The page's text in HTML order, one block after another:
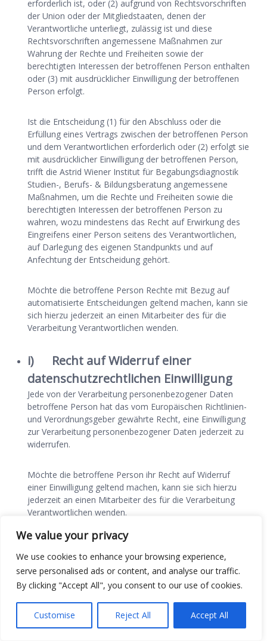
We value your privacy
We use cookies to enhance your browsing experience,
serve personalised ads or content, and analyse our traffic.
By clicking "Accept All", you consent to our use of cookies.
Customise Reject All Accept All
erforderlich ist, oder (2) aufgrund von Rechtsvorschriften
der Union oder der Mitgliedstaaten, denen der
Verantwortliche unterliegt, zulässig ist und diese
Rechtsvorschriften angemessene Maßnahmen zur
Wahrung der Rechte und Freiheiten sowie der
berechtigten Interessen der betroffenen Person enthalten
oder (3) mit ausdrücklicher Einwilligung der betroffenen
Person erfolgt.
Ist die Entscheidung (1) für den Abschluss oder die
Erfüllung eines Vertrags zwischen der betroffenen Person
und dem Verantwortlichen erforderlich oder (2) erfolgt sie
mit ausdrücklicher Einwilligung der betroffenen Person,
trifft die Astrid Wiener Institut für Begabungsdiagnostik
Studien-, Berufs- & Bildungsberatung angemessene
Maßnahmen, um die Rechte und Freiheiten sowie die
berechtigten Interessen der betroffenen Person zu
wahren, wozu mindestens das Recht auf Erwirkung des
Eingreifens einer Person seitens des Verantwortlichen,
auf Darlegung des eigenen Standpunkts und auf
Anfechtung der Entscheidung gehört.
Möchte die betroffene Person Rechte mit Bezug auf
automatisierte Entscheidungen geltend machen, kann sie
sich hierzu jederzeit an einen Mitarbeiter des für die
Verarbeitung Verantwortlichen wenden.
i) Recht auf Widerruf einer
datenschutzrechtlichen Einwilligung
Jede von der Verarbeitung personenbezogener Daten
betroffene Person hat das vom Europäischen Richtlinien-
und Verordnungsgeber gewährte Recht, eine Einwilligung
zur Verarbeitung personenbezogener Daten jederzeit zu
widerrufen.
Möchte die betroffene Person ihr Recht auf Widerruf
einer Einwilligung geltend machen, kann sie sich hierzu
jederzeit an einen Mitarbeiter des für die Verarbeitung
Verantwortlichen wenden.
7. Datenschutzbestimmungen zu Einsatz
und Verwendung von Jetpack für
WordPress
Internetseite Jetpack integriert. Jetpack ist ein WordPress-
Plug-In, welches dem Betreiber einer Internetseite, die auf